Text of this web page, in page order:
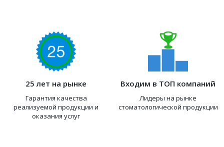
25 лет на рынке
Гарантия качества
реализуемой продукции и
оказания услуг
Входим в ТОП компаний
Лидеры на рынке
стоматологической продукции